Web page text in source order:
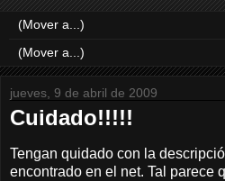
jueves, 9 de abril de 2009
Cuidado!!!!!
Tengan quidado con la
encontrado en el net. Tal parece